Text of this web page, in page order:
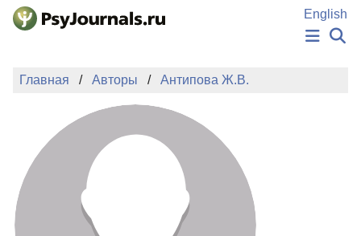
Перейти к основному содержанию
English
НОВОСТИ
АВТОРЫ
ПОДАТЬ РУКОПИСЬ
БАЗА ЗНАНИЙ
КЛЮЧЕВЫЕ СЛОВА
Регистрация
Главная Авторы Антипова Ж.В.